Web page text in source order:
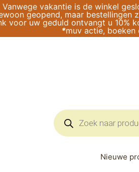
Vanwege vakantie is de winkel
geopend, maar bestellingen
voor uw geduld ontvangt u 10%
*muv actie, boeken
Producten
zoeken
Nieuwe